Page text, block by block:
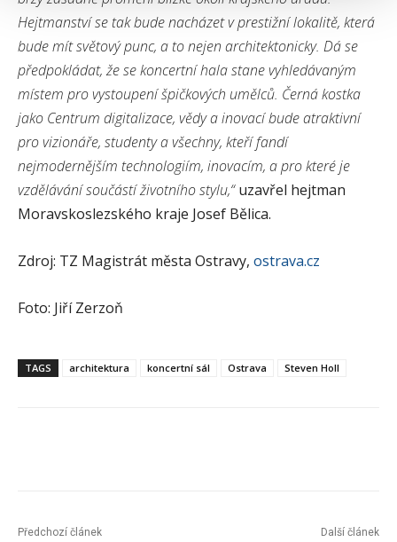
Hejtmanství se tak bude nacházet v prestižní lokalitě, která
bude mít světový punc, a to nejen architektonicky. Dá se
předpokládat, že se koncertní hala stane vyhledávaným
místem pro vystoupení špičkových umělců. Černá kostka
jako Centrum digitalizace, vědy a inovací bude atraktivní
pro vizionáře, studenty a všechny, kteří fandí
nejmodernějším technologiím, inovacím, a pro které je
vzdělávání součástí životního stylu,“uzavřel hejtman
Moravskoslezského kraje Josef Bělica.
Zdroj: TZ Magistrát města Ostravy, ostrava.cz
Foto: Jiří Zerzoň
TAGS architektura koncertní sál Ostrava Steven Holl
Předchozí článek Další článek